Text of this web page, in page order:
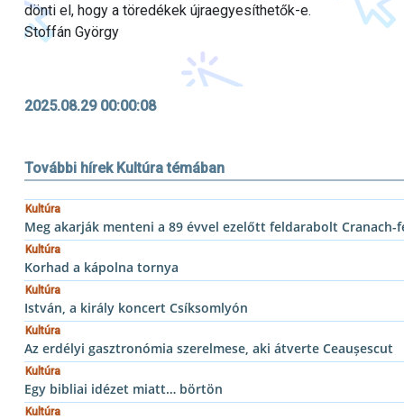
dönti el, hogy a töredékek újraegyesíthetők-e.
Stoffán György
2025.08.29 00:00:08
További hírek Kultúra témában
Kultúra
Meg akarják menteni a 89 évvel ezelőtt feldarabolt Cranach-
Kultúra
Korhad a kápolna tornya
Kultúra
István, a király koncert Csíksomlyón
Kultúra
Az erdélyi gasztronómia szerelmese, aki átverte Ceaușescut
Kultúra
Egy bibliai idézet miatt… börtön
Kultúra